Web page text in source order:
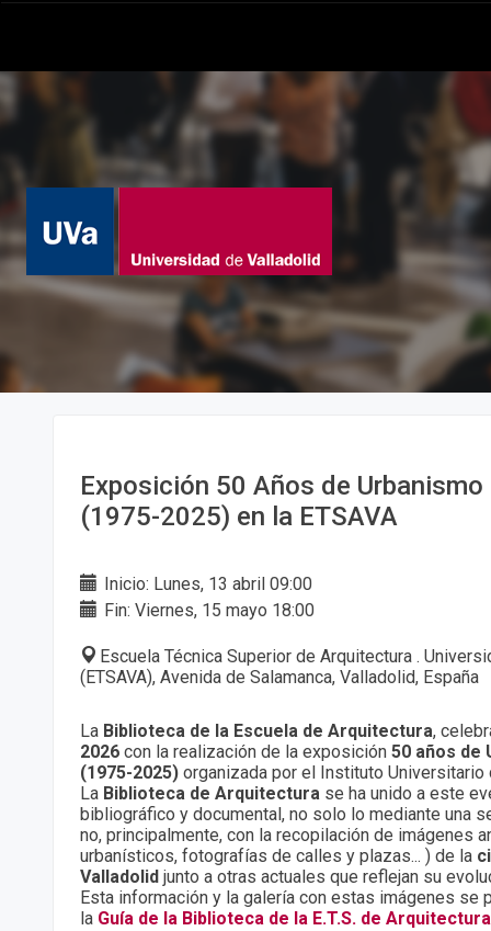
Exposición 50 Años de Urbanismo
(1975-2025) en la ETSAVA
Inicio: Lunes, 13 abril 09:00
Fin: Viernes, 15 mayo 18:00
Escuela Técnica Superior de Arquitectura .
(ETSAVA), Avenida de Salamanca, Valladolid, España
La Biblioteca de la Escuela de Arquitectura,
2026 con la realización de la exposición 50 años de
(1975-2025) organizada por el Instituto Universitario
La Biblioteca de Arquitectura se ha unido a este
bibliográfico y documental, no solo lo mediante una
no, principalmente, con la recopilación de imágenes
urbanísticos, fotografías de calles y plazas... ) de la
Valladolid junto a otras actuales que reflejan su
Esta información y la galería con estas imágenes se
la Guía de la Biblioteca de la E.T.S. de Arquitectura